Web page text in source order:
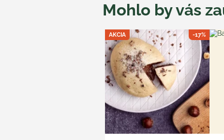
Mohlo by vás
-17%
AKCIA